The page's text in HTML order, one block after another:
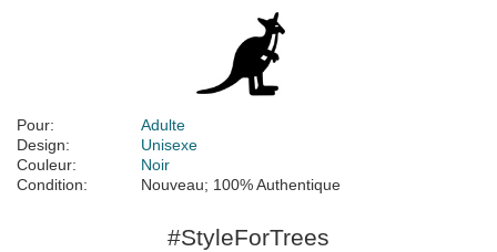
Pour:
Adulte
Design:
Unisexe
Couleur:
Noir
Condition:
Nouveau; 100% Authentique
#StyleForTrees